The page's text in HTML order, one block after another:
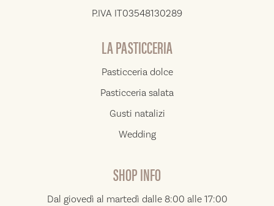
P.IVA IT03548130289
LA PASTICCERIA
Pasticceria dolce
Pasticceria salata
Gusti natalizi
Wedding
SHOP INFO
Dal giovedì al martedì dalle 8:00 alle 17:00